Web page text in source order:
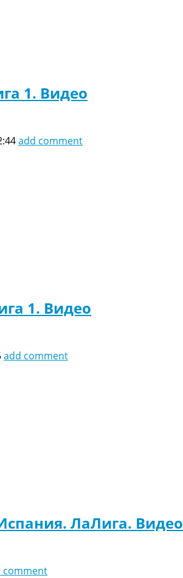
1. Видео
add comment
1. Видео
add comment
ЛаЛига. Видео
comment